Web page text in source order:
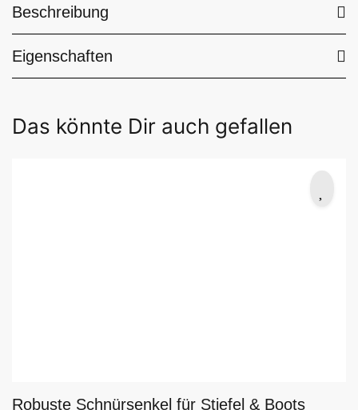
Beschreibung
Eigenschaften
Das könnte Dir auch gefallen
Robuste Schnürsenkel für Stiefel & Boots